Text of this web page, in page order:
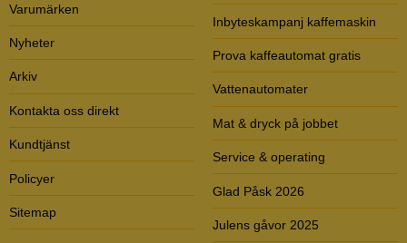
Varumärken
Nyheter
Arkiv
Kontakta oss direkt
Kundtjänst
Policyer
Sitemap
Inbyteskampanj kaffemaskin
Prova kaffeautomat gratis
Vattenautomater
Mat & dryck på jobbet
Service & operating
Glad Påsk 2026
Julens gåvor 2025